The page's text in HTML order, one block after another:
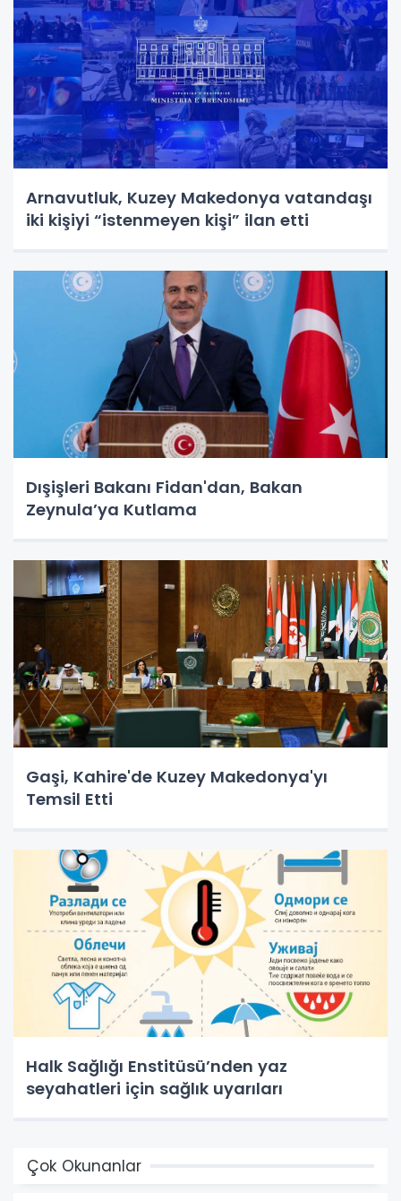
Arnavutluk, Kuzey Makedonya vatandaşı
iki kişiyi “istenmeyen kişi” ilan etti
Dışişleri Bakanı Fidan'dan, Bakan
Zeynula’ya Kutlama
Gaşi, Kahire'de Kuzey Makedonya'yı
Temsil Etti
Halk Sağlığı Enstitüsü’nden yaz
seyahatleri için sağlık uyarıları
Çok Okunanlar